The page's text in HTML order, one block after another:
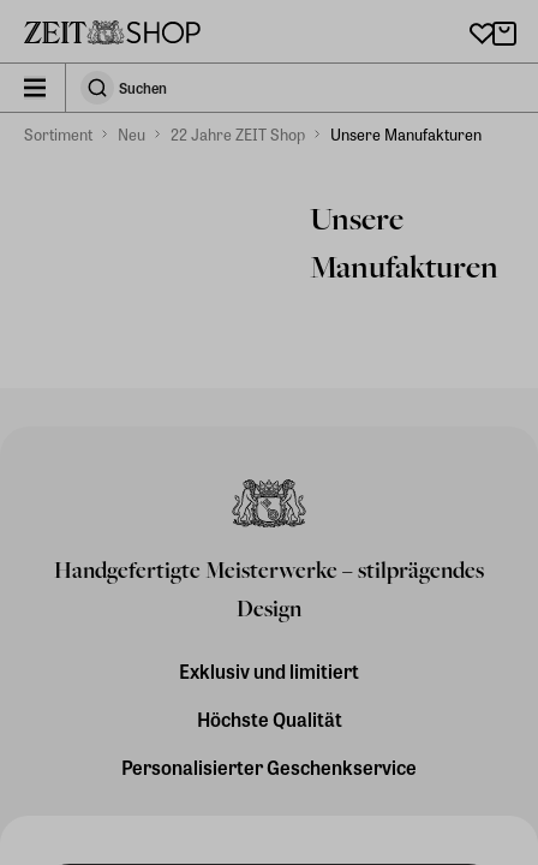
zeit_storefront.components.search.collapsed
SuchenSuchen
Sortiment Neu 22 Jahre ZEIT Shop Unsere Manufakturen
Unsere
Manufakturen
Handgefertigte Meisterwerke – stilprägendes
Design
Exklusiv und limitiert
Höchste Qualität
Personalisierter Geschenkservice